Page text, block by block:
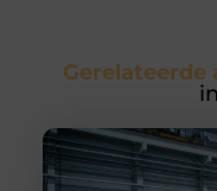
Gerelateerde